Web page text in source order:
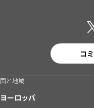
コ
国と地域
ヨーロッパ